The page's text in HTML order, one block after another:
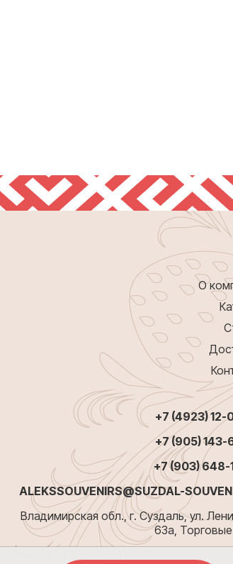
О
+7 (4923)
+7 (905) 143-
+7 (903) 648-
ALEKSSOUVENIRS@SUZDAL-
Владимирская обл., г. Суздаль, ул.
63а,